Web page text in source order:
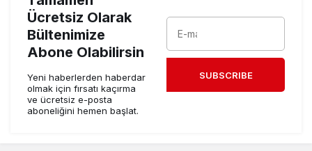
Ücretsiz Olarak
Bültenimize
Abone Olabilirsin
Yeni haberlerden haberdar
olmak için fırsatı kaçırma
ve ücretsiz e-posta
aboneliğini hemen başlat.
SUBSCRIBE